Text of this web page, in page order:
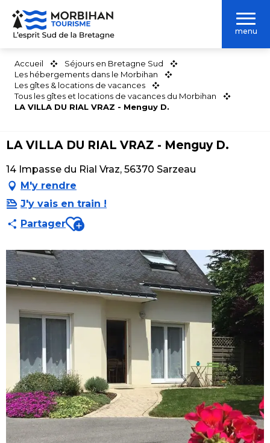
Aller
contenu
menu
Accueil
Séjours en Bretagne Sud
Les hébergements dans le Morbihan
Les gîtes & locations de vacances
Tous les gîtes et locations de vacances du Morbihan
LA VILLA DU RIAL VRAZ - Menguy D.
LA VILLA DU RIAL VRAZ - Menguy D.
14 Impasse du Rial Vraz, 56370 Sarzeau
M'y rendre
J'y vais en train !
PartagerAjouter aux favoris